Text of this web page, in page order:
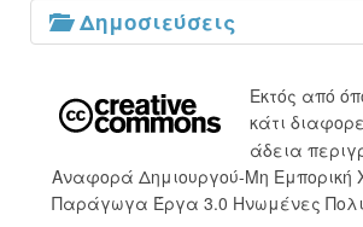
Δημοσιεύσεις
Εκτός από
κάτι
άδεια
Αναφορά Δημιουργού-Μη Εμπορική
Παράγωγα Έργα 3.0 Ηνωμένες